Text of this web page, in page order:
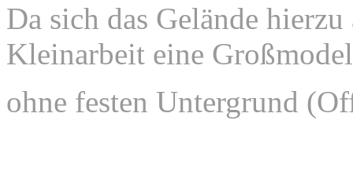
Da sich das Gelände
Kleinarbeit eine
ohne festen Untergrund